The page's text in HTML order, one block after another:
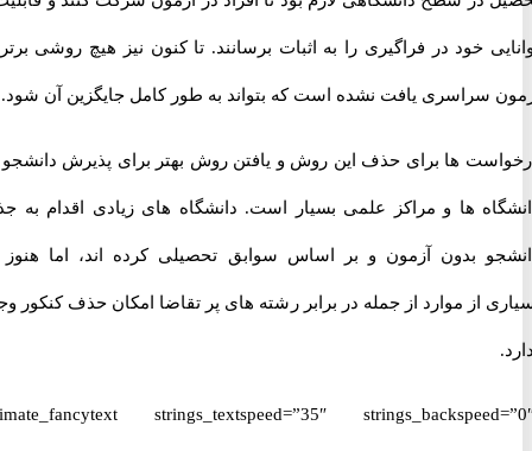
خود در فراگیری را به اثبات برسانند. تا کنون نیز هیچ روشی برتر از
سراسری یافت نشده است که بتواند به طور کامل جایگزین آن شود.
ها برای حذف این روش و یافتن روش بهتر برای پذیرش دانشجو در
ها و مراکز علمی بسیار است. دانشگاه های زیادی اقدام به جذب
بدون آزمون و بر اساس سوابق تحصیلی کرده اند، اما هنوز در
از موارد از جمله در برابر رشته های پر تقاضا امکان حذف کنکور وجود
[ultimate_fancytext strings_textspeed=”35″